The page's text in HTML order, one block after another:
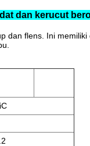
dan kerucut
flens. Ini